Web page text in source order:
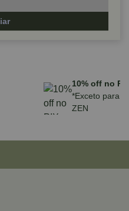
juros no cartão